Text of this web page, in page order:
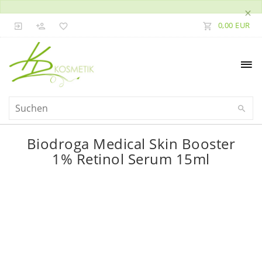
×
0,00 EUR
Biodroga Medical Skin Booster
1% Retinol Serum 15ml